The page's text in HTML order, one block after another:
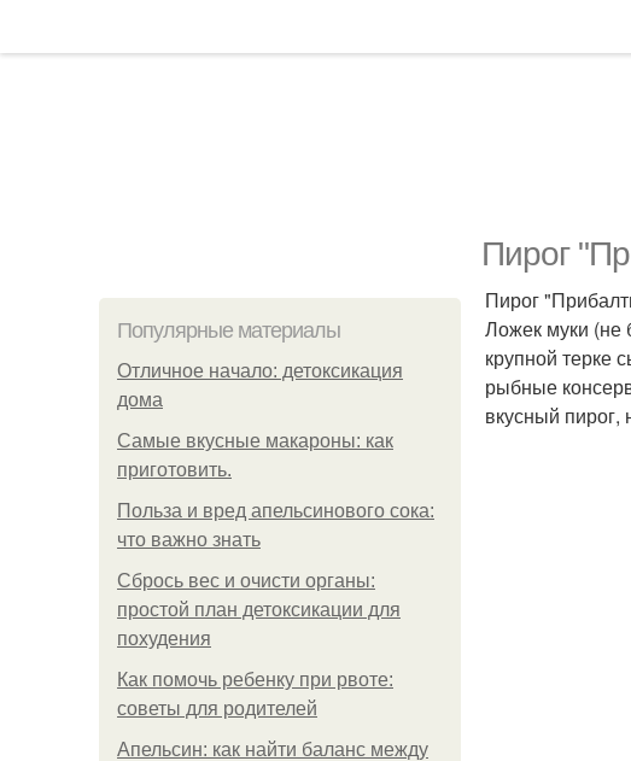
Пирог
Популярные материалы
Отличное начало: детоксикация
дома
Самые вкусные макароны: как
приготовить.
Польза и вред апельсинового сока:
что важно знать
Сбрось вес и очисти органы:
простой план детоксикации для
похудения
Как помочь ребенку при рвоте:
советы для родителей
Апельсин: как найти баланс между
Пирог
Ложек муки (не
крупной терке
рыбные
вкусный